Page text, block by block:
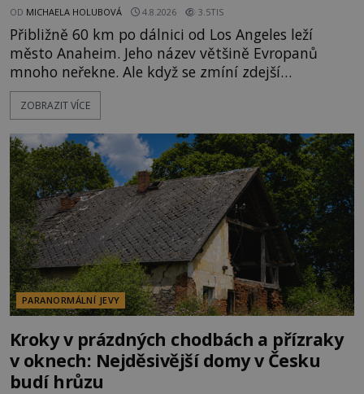
OD MICHAELA HOLUBOVÁ 4.8.2026 3.5TIS
Přibližně 60 km po dálnici od Los Angeles leží
město Anaheim. Jeho název většině Evropanů
mnoho neřekne. Ale když se zmíní zdejší
Disneyland, je hned jasno. Zábavní park vyroste na
poklidném místě bývalého sadu pomerančovníků.
kolem 17 000 000 zábavychtivých lidí ročně. A ač je
velká snaha to utajit, někteří z
ZOBRAZIT VÍCE
PARANORMÁLNÍ JEVY
Kroky v prázdných chodbách a přízraky
v oknech: Nejděsivější domy v Česku
budí hrůzu